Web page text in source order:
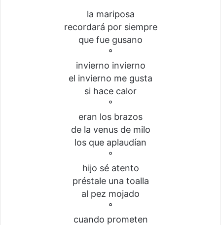
la mariposa
recordará por siempre
que fue gusano
°
invierno invierno
el invierno me gusta
si hace calor
°
eran los brazos
de la venus de milo
los que aplaudían
°
hijo sé atento
préstale una toalla
al pez mojado
°
cuando prometen